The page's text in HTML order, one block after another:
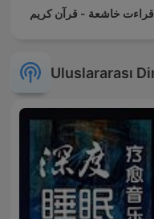
قراءت خاشعة - قرآن كريم
Uluslararası